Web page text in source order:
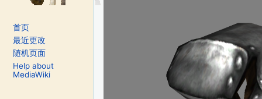
首页
最近更改
随机页面
Help about
MediaWiki